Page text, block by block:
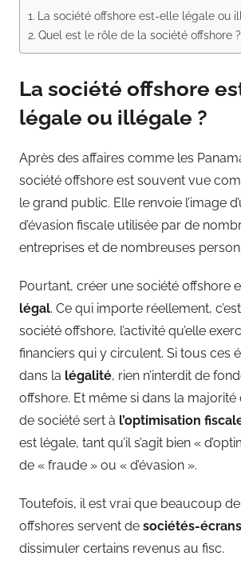
La société offshore est-elle légale ou
Quel est le rôle de la société offshore ?
La société offshore
légale ou illégale ?
Après des affaires comme les
société offshore est souvent vue
le grand public. Elle renvoie l’image
d’évasion fiscale utilisée par de
entreprises et de nombreuses
Pourtant, créer une société offshore
légal. Ce qui importe réellement,
société offshore, l’activité qu’elle
financiers qui y circulent. Si tous ces
dans la légalité, rien n’interdit de
offshore. Et même si dans la
de société sert à l’optimisation
est légale, tant qu’il s’agit bien «
de « fraude » ou « d’évasion ».
Toutefois, il est vrai que beaucoup
offshores servent de sociétés-écrans
dissimuler certains revenus au fisc.